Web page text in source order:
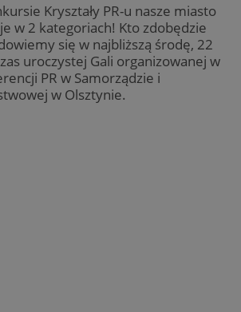
Kryształy PR-u nasze miasto
w 2 kategoriach! Kto zdobędzie
się w najbliższą środę, 22
uroczystej Gali organizowanej w
PR w Samorządzie i
w Olsztynie.